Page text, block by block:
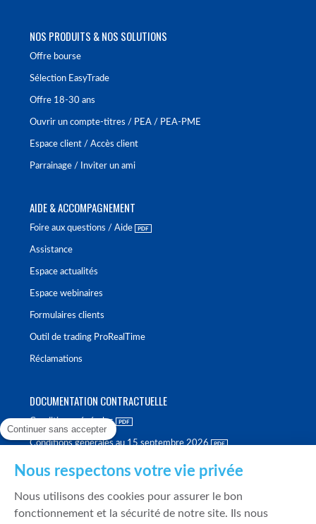
NOS PRODUITS & NOS SOLUTIONS
Offre bourse
Sélection EasyTrade
Offre 18-30 ans
Ouvrir un compte-titres / PEA / PEA-PME
Espace client / Accès client
Parrainage / Inviter un ami
AIDE & ACCOMPAGNEMENT
Foire aux questions / Aide
Assistance
Espace actualités
Espace webinaires
Formulaires clients
Outil de trading ProRealTime
Réclamations
DOCUMENTATION CONTRACTUELLE
Conditions générales
Conditions générales au 15 septembre 2026
Politique de meilleure sélection
Continuer sans accepter
Nous respectons votre vie privée
Nous utilisons des cookies pour assurer le bon
fonctionnement et la sécurité de notre site. Ils nous